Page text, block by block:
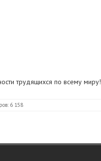
трудящихся по всему миру!
6 158